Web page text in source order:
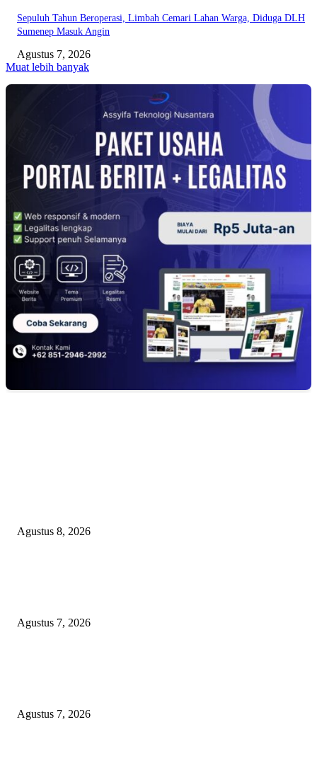
Sepuluh Tahun Beroperasi, Limbah Cemari Lahan Warga, Diduga DLH
Sumenep Masuk Angin
Agustus 7, 2026
Muat lebih banyak
Agustus 8, 2026
Agustus 7, 2026
Agustus 7, 2026